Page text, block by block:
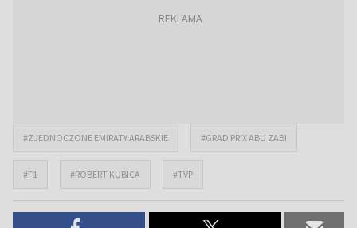
#ZJEDNOCZONE EMIRATY ARABSKIE #GRAD PRIX ABU ZABI
#F1 #ROBERT KUBICA #TVP